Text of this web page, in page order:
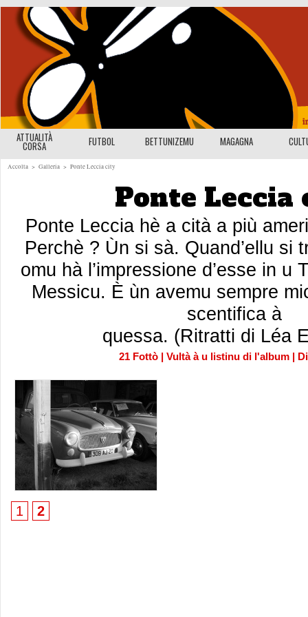
ATTUALITÀ
CORSA FUTBOL BETTUNIZEMU MAGAGNA
Accolta > Galleria > Ponte Leccia city
Ponte Leccia
Ponte Leccia hè a cità a più
Perchè ? Ùn si sà. Quand’ellu si
omu hà l’impressione d’esse in u
Messicu. È ùn avemu sempre
scentifica à
quessa. (Ritratti di Léa
21 Fottò |Vultà à u listinu di l'album |
1 2